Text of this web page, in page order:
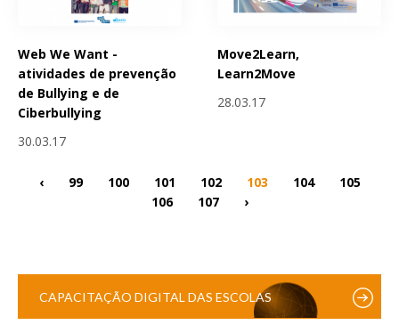
Web We Want -
atividades de prevenção
de Bullying e de
Ciberbullying
30.03.17
Move2Learn,
Learn2Move
28.03.17
‹ 99 100 101 102 103 104
105
106
107 ›
CAPACITAÇÃO DIGITAL DAS ESCOLAS